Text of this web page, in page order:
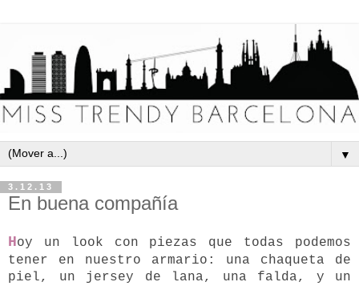
▼
3.12.13
En buena compañía
Hoy un look con piezas que todas podemos
tener en nuestro armario: una chaqueta de
piel, un jersey de lana, una falda, y un